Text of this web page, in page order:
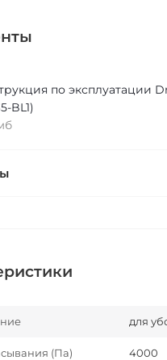
по эксплуатации
BL1)
для
(Па) 4000